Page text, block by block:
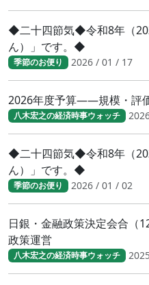
◆二十四節気◆令和8年（
ん）」です。◆
季節のお便り 2026 / 01 / 17
2026年度予算――規模・評
八木宏之の経済時事ウォッチ
◆二十四節気◆令和8年（
ん）」です。◆
季節のお便り 2026 / 01 / 02
日銀・金融政策決定会合
政策運営
八木宏之の経済時事ウォッチ